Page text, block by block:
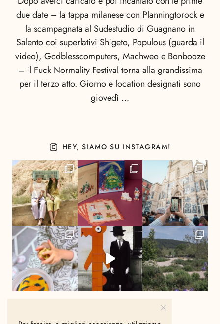
due date – la tappa milanese con Planningtorock e
la scampagnata al Sudestudio di Guagnano in
Salento coi superlativi Shigeto, Populous (guarda il
video), Godblesscomputers, Machweo e Bonbooze
– il Fuck Normality Festival torna alla grandissima
per il terzo atto. Giorno e location designati sono
giovedì …
HEY, SIAMO SU INSTAGRAM!